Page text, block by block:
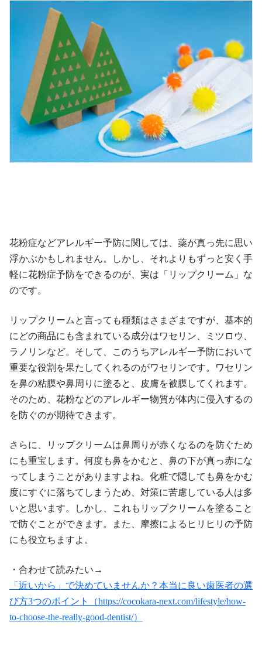
花粉症などアレルギー予防に関しては、薬が真っ先に思い
浮かぶかもしれません。しかし、それよりもずっと安く手
軽に花粉症予防をできるのが、実は「リップクリーム」な
のです。
リップクリームと言っても種類はさまざまですが、基本的
にどの商品にも含まれている成分はワセリン、ミツロウ、
ラノリンなど。そして、このうちアレルギー予防において
重要な役割を果たしてくれるのがワセリンです。ワセリン
を鼻の粘膜や鼻周りに塗ると、皮膚を被膜してくれます。
そのため、花粉などのアレルギー物質が体内に侵入するの
を防ぐのが期待できます。
さらに、リップクリームは鼻周りが赤くなるのを防ぐため
にも重宝します。何度も鼻をかむと、鼻の下が真っ赤にな
ってしまうことがありますよね。化粧で隠しても鼻をかむ
度にすぐに落ちてしまうため、対策に苦慮している人は多
いと思います。しかし、これもリップクリームを塗ること
で防ぐことができます。また、摩擦によるヒリヒリの予防
にも役立ちますよ。
・合わせて読みたい→
「近いから」で決めていませんか？本当に良い歯医者の選
び方3つのポイント（https://cocokara-next.com/lifestyle/how-
to-choose-the-really-good-dentist/）